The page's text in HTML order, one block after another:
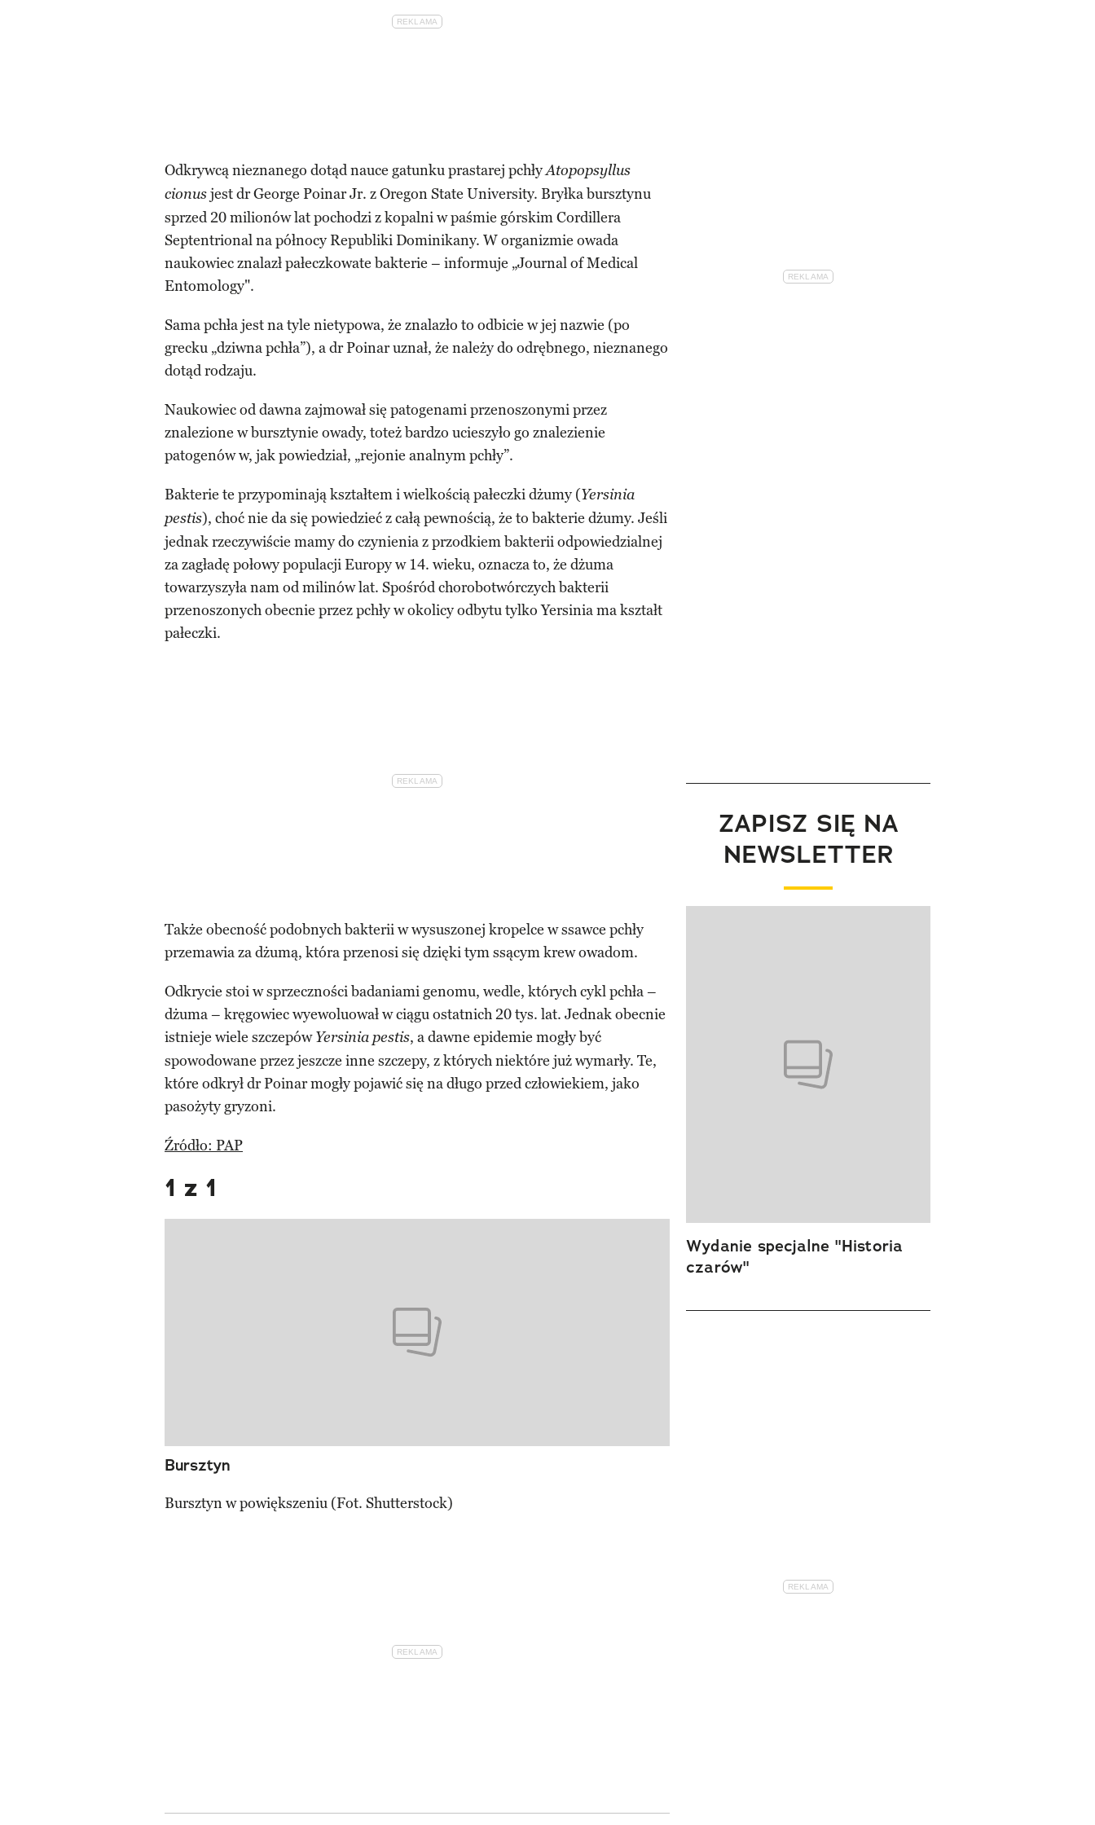
Odkrywcą nieznanego dotąd nauce gatunku prastarej pchłyAtopopsyllus
cionusjest dr George Poinar Jr. z Oregon State University. Bryłka bursztynu
sprzed 20 milionów lat pochodzi z kopalni w paśmie górskim Cordillera
Septentrional na północy Republiki Dominikany. W organizmie owada
naukowiec znalazł pałeczkowate bakterie – informuje „Journal of Medical
Entomology".
Sama pchła jest na tyle nietypowa, że znalazło to odbicie w jej nazwie (po
grecku „dziwna pchła”), a dr Poinar uznał, że należy do odrębnego, nieznanego
dotąd rodzaju.
Naukowiec od dawna zajmował się patogenami przenoszonymi przez
znalezione w bursztynie owady, toteż bardzo ucieszyło go znalezienie
patogenów w, jak powiedział, „rejonie analnym pchły”.
Bakterie te przypominają kształtem i wielkością pałeczki dżumy (Yersinia
pestis), choć nie da się powiedzieć z całą pewnością, że to bakterie dżumy. Jeśli
jednak rzeczywiście mamy do czynienia z przodkiem bakterii odpowiedzialnej
za zagładę połowy populacji Europy w 14. wieku, oznacza to, że dżuma
towarzyszyła nam od milinów lat. Spośród chorobotwórczych bakterii
przenoszonych obecnie przez pchły w okolicy odbytu tylko Yersinia ma kształt
pałeczki.
Także obecność podobnych bakterii w wysuszonej kropelce w ssawce pchły
przemawia za dżumą, która przenosi się dzięki tym ssącym krew owadom.
Odkrycie stoi w sprzeczności badaniami genomu, wedle, których cykl pchła –
dżuma – kręgowiec wyewoluował w ciągu ostatnich 20 tys. lat. Jednak obecnie
istnieje wiele szczepówYersinia pestis, a dawne epidemie mogły być
spowodowane przez jeszcze inne szczepy, z których niektóre już wymarły. Te,
które odkrył dr Poinar mogły pojawić się na długo przed człowiekiem, jako
pasożyty gryzoni.
Źródło: PAP
1 z 1
Bursztyn
Bursztyn w powiększeniu (Fot. Shutterstock)
ZAPISZ SIĘ NA
NEWSLETTER
Wydanie specjalne "Historia
czarów"